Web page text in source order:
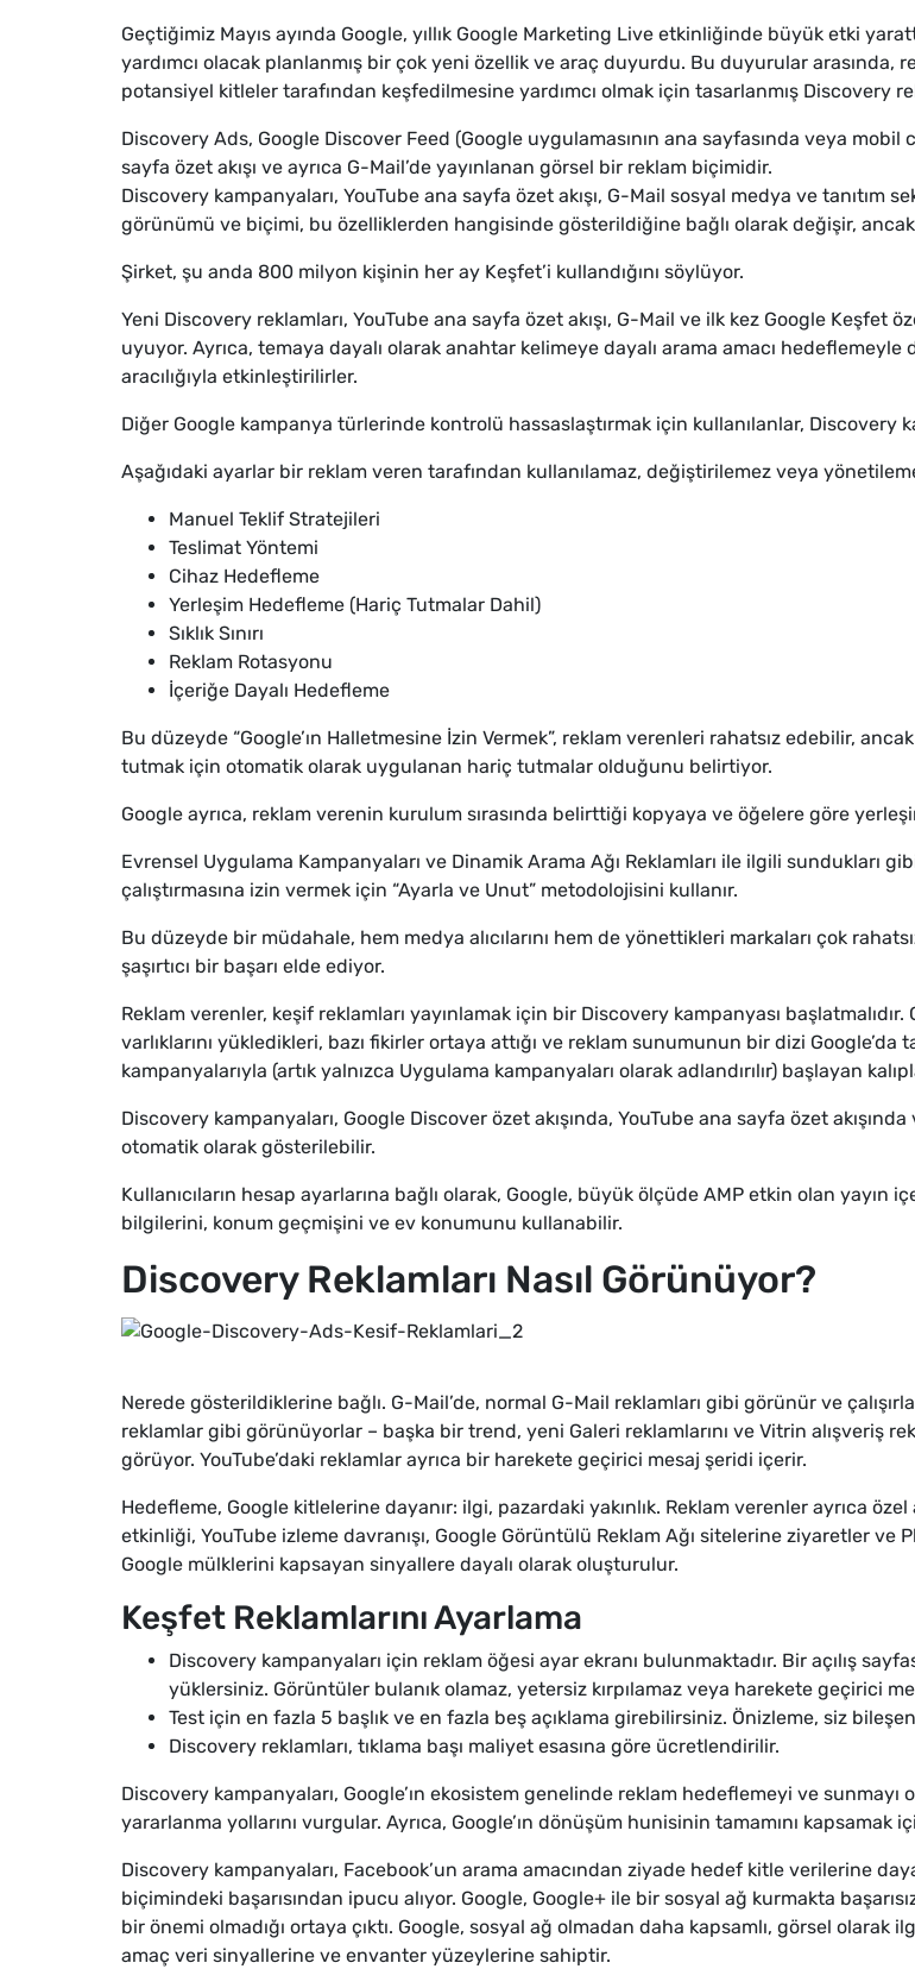
Geçtiğimiz Mayıs ayında Google, yıllık Google Marketing Live etkinliğinde büyük etki
yardımcı olacak planlanmış bir çok yeni özellik ve araç duyurdu. Bu duyurular arasında,
potansiyel kitleler tarafından keşfedilmesine yardımcı olmak için tasarlanmış Discovery
Discovery Ads, Google Discover Feed (Google uygulamasının ana sayfasında veya
sayfa özet akışı ve ayrıca G-Mail’de yayınlanan görsel bir reklam biçimidir.
Discovery kampanyaları, YouTube ana sayfa özet akışı, G-Mail sosyal medya ve tanıtım
görünümü ve biçimi, bu özelliklerden hangisinde gösterildiğine bağlı olarak değişir,
Şirket, şu anda 800 milyon kişinin her ay Keşfet’i kullandığını söylüyor.
Yeni Discovery reklamları, YouTube ana sayfa özet akışı, G-Mail ve ilk kez Google Keşfet
uyuyor. Ayrıca, temaya dayalı olarak anahtar kelimeye dayalı arama amacı
aracılığıyla etkinleştirilirler.
Diğer Google kampanya türlerinde kontrolü hassaslaştırmak için kullanılanlar, Discovery
Aşağıdaki ayarlar bir reklam veren tarafından kullanılamaz, değiştirilemez veya
Manuel Teklif Stratejileri
Teslimat Yöntemi
Cihaz Hedefleme
Yerleşim Hedefleme (Hariç Tutmalar Dahil)
Sıklık Sınırı
Reklam Rotasyonu
İçeriğe Dayalı Hedefleme
Bu düzeyde “Google’ın Halletmesine İzin Vermek”, reklam verenleri rahatsız edebilir,
tutmak için otomatik olarak uygulanan hariç tutmalar olduğunu belirtiyor.
Google ayrıca, reklam verenin kurulum sırasında belirttiği kopyaya ve öğelere göre
Evrensel Uygulama Kampanyaları ve Dinamik Arama Ağı Reklamları ile ilgili sundukları
çalıştırmasına izin vermek için “Ayarla ve Unut” metodolojisini kullanır.
Bu düzeyde bir müdahale, hem medya alıcılarını hem de yönettikleri markaları çok
şaşırtıcı bir başarı elde ediyor.
Reklam verenler, keşif reklamları yayınlamak için bir Discovery kampanyası
varlıklarını yükledikleri, bazı fikirler ortaya attığı ve reklam sunumunun bir dizi
kampanyalarıyla (artık yalnızca Uygulama kampanyaları olarak adlandırılır) başlayan
Discovery kampanyaları, Google Discover özet akışında, YouTube ana sayfa özet
otomatik olarak gösterilebilir.
Kullanıcıların hesap ayarlarına bağlı olarak, Google, büyük ölçüde AMP etkin olan
bilgilerini, konum geçmişini ve ev konumunu kullanabilir.
Discovery Reklamları Nasıl Görünüyor?
Nerede gösterildiklerine bağlı. G-Mail’de, normal G-Mail reklamları gibi görünür ve
reklamlar gibi görünüyorlar – başka bir trend, yeni Galeri reklamlarını ve Vitrin alışveriş
görüyor. YouTube’daki reklamlar ayrıca bir harekete geçirici mesaj şeridi içerir.
Hedefleme, Google kitlelerine dayanır: ilgi, pazardaki yakınlık. Reklam verenler ayrıca
etkinliği, YouTube izleme davranışı, Google Görüntülü Reklam Ağı sitelerine ziyaretler
Google mülklerini kapsayan sinyallere dayalı olarak oluşturulur.
Keşfet Reklamlarını Ayarlama
Discovery kampanyaları için reklam öğesi ayar ekranı bulunmaktadır. Bir açılış
yüklersiniz. Görüntüler bulanık olamaz, yetersiz kırpılamaz veya harekete geçirici
Test için en fazla 5 başlık ve en fazla beş açıklama girebilirsiniz. Önizleme, siz
Discovery reklamları, tıklama başı maliyet esasına göre ücretlendirilir.
Discovery kampanyaları, Google’ın ekosistem genelinde reklam hedeflemeyi ve
yararlanma yollarını vurgular. Ayrıca, Google’ın dönüşüm hunisinin tamamını kapsamak
Discovery kampanyaları, Facebook’un arama amacından ziyade hedef kitle verilerine
biçimindeki başarısından ipucu alıyor. Google, Google+ ile bir sosyal ağ kurmakta
bir önemi olmadığı ortaya çıktı. Google, sosyal ağ olmadan daha kapsamlı, görsel
amaç veri sinyallerine ve envanter yüzeylerine sahiptir.